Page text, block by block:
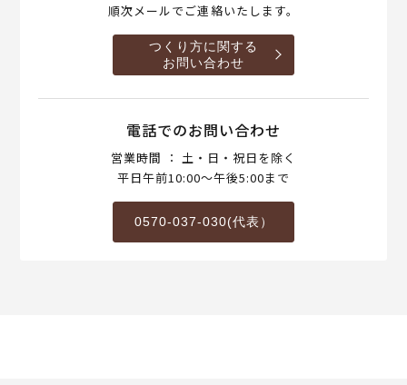
順次メールでご連絡いたします。
つくり方に関する
お問い合わせ
電話でのお問い合わせ
営業時間 ： 土・日・祝日を除く
平日午前10:00～午後5:00まで
0570-037-030(代表）